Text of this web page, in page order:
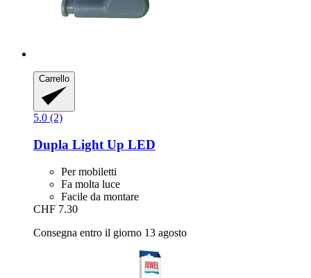
Carrello
5.0 (2)
Dupla Light Up LED
Per mobiletti
Fa molta luce
Facile da montare
CHF 7.30
Consegna entro il giorno 13 agosto